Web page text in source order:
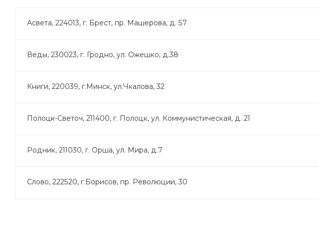
Асвета, 224013, г. Брест, пр. Машерова, д. 57
Веды, 230023, г. Гродно, ул. Ожешко, д.38
Книги, 220039, г.Минск, ул.Чкалова, 32
Полоцк-Светоч, 211400, г. Полоцк, ул. Коммунистическая, д. 21
Родник, 211030, г. Орша, ул. Мира, д.7
Слово, 222520, г.Борисов, пр. Революции, 30